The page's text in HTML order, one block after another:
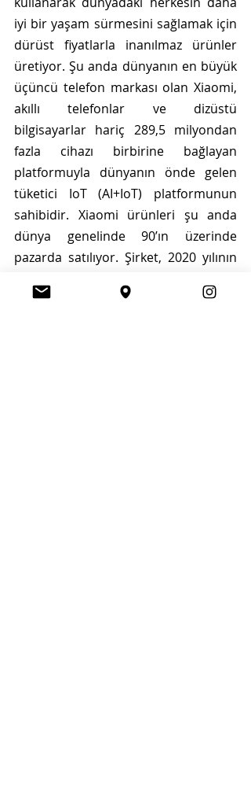
iyi bir yaşam sürmesini sağlamak için
dürüst fiyatlarla inanılmaz ürünler
üretiyor. Şu anda dünyanın en büyük
üçüncü telefon markası olan Xiaomi,
akıllı telefonlar ve dizüstü
bilgisayarlar hariç 289,5 milyondan
fazla cihazı birbirine bağlayan
platformuyla dünyanın önde gelen
tüketici IoT (AI+IoT) platformunun
sahibidir. Xiaomi ürünleri şu anda
dünya genelinde 90’ın üzerinde
pazarda satılıyor. Şirket, 2020 yılının
46 sıra yükselerek Fortune Global 500